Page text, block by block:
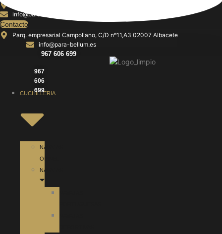
Ir
al
contenido
info@para-bellum.es
Contacto
Parq. empresarial Campollano, C/D nº11,A3 02007 Albacete
info@para-bellum.es
967 606 699
967
606
699
CUCHILLERIA
NAVAJAS
OPINEL
NAVAJAS